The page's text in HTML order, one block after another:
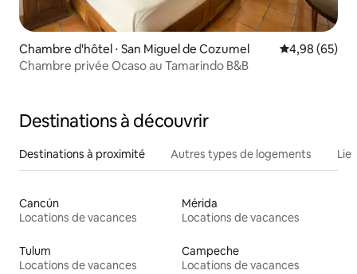
Chambre d'hôtel ⋅ San Miguel de Cozumel Évaluation
4,98 (65)
Chambre privée Ocaso au Tamarindo B&B
Destinations à découvrir
Destinations à proximité Autres types de logements
Cancún
Locations de vacances
Mérida
Locations de vacances
Tulum
Locations de vacances
Campeche
Locations de vacances